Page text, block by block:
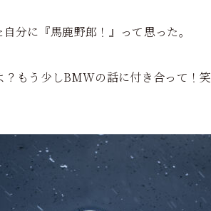
分に『馬鹿野郎！』って思った。
もう少しBMWの話に付き合って！笑